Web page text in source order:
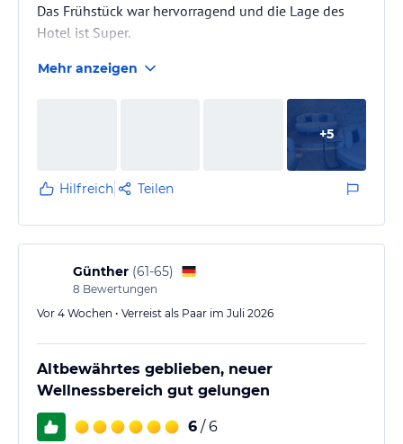
Das Frühstück war hervorragend und die Lage des
Hotel ist Super.
Mehr anzeigen
+5
Hilfreich Teilen
Günther (61-65)
8 Bewertungen
Vor 4 Wochen • Verreist als Paar im Juli 2026
Altbewährtes geblieben, neuer
Wellnessbereich gut gelungen
6 / 6